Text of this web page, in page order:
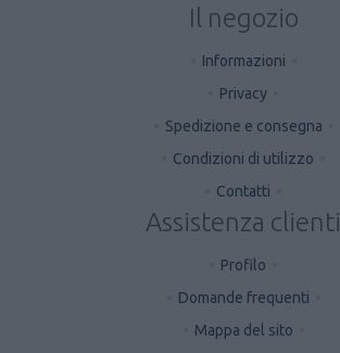
Il negozio
Informazioni
Privacy
Spedizione e consegna
Condizioni di utilizzo
Contatti
Assistenza clienti
Profilo
Domande frequenti
Mappa del sito